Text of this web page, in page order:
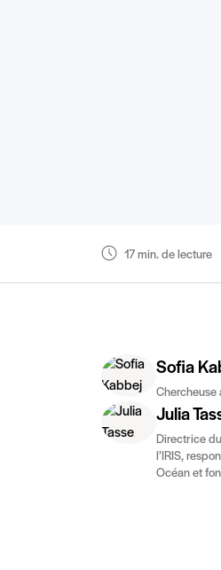
17 min. de lecture
Sofia
Chercheuse
Julia
Directrice
l’IRIS,
Océan et